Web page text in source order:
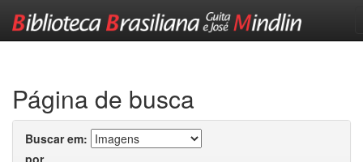
Página de busca
Buscar em:
por